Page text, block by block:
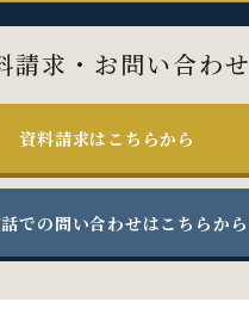
請求・お問い合わせ
資料請求はこちらから
での問い合わせはこちらから